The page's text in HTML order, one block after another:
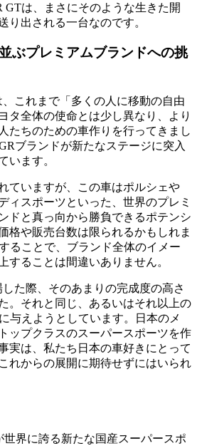
GTは、まさにそのような生きた開
り出される一台なのです。
ぶプレミアムブランドへの挑
、これまで「多くの人に移動の自由
タ全体の使命とは少し異なり、より
たちのための車作りを行ってきまし
ブランドが新たなステージに突入
います。
ていますが、この車はポルシェや
ィスポーツといった、世界のプレミ
ドと真っ向から勝負できるポテンシ
格や販売台数は限られるかもしれま
ることで、ブランド全体のイメー
することは間違いありません。
た際、そのあまりの完成度の高さ
。それと同じ、あるいはそれ以上の
与えようとしています。日本のメ
ップクラスのスーパースポーツを作
実は、私たち日本の車好きにとって
れからの展開に期待せずにはいられ
世界に誇る新たな国産スーパースポ